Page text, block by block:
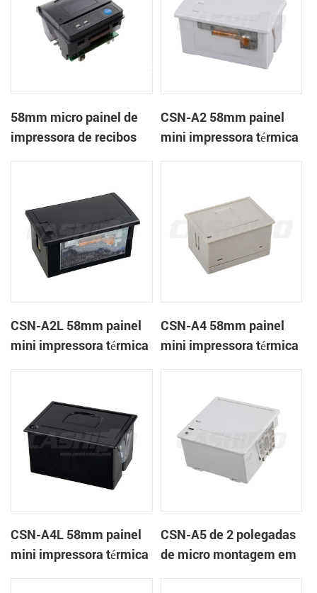
58mm micro painel de
impressora de recibos
CSN-A2 58mm painel
mini impressora térmica
CSN-A2L 58mm painel
mini impressora térmica
CSN-A4 58mm painel
mini impressora térmica
CSN-A4L 58mm painel
mini impressora térmica
CSN-A5 de 2 polegadas
de micro montagem em